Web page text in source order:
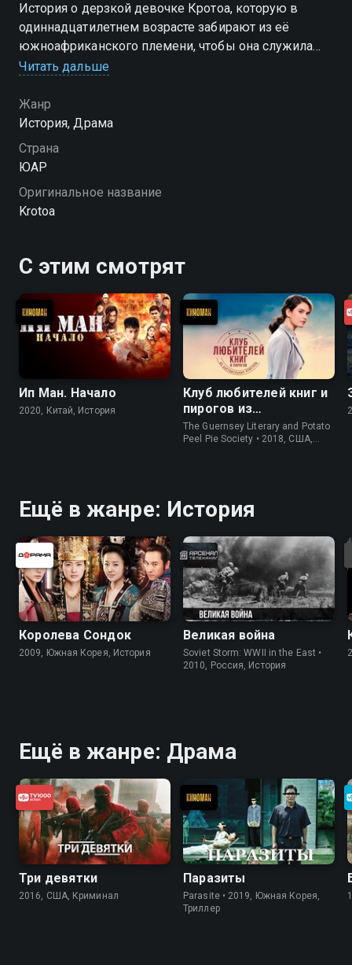
История о дерзкой девочке Кротоа, которую в
одиннадцатилетнем возрасте забирают из её
южноафриканского племени, чтобы она служила
торговцу из Голландии
Читать дальше
Жанр
История, Драма
Страна
ЮАР
Оригинальное название
Krotoa
С этим смотрят
Ип Ман. Начало
2020, Китай, История
Клуб любителей книг и
пирогов из
картофельных
очистков
The Guernsey Literary and Potato
Peel Pie Society • 2018, США,
Ещё в жанре: История
Королева Сондок
2009, Южная Корея, История
Великая война
Soviet Storm: WWII in the East •
2010, Россия, История
Ещё в жанре: Драма
Три девятки
2016, США, Криминал
Паразиты
Parasite • 2019, Южная Корея,
Триллер